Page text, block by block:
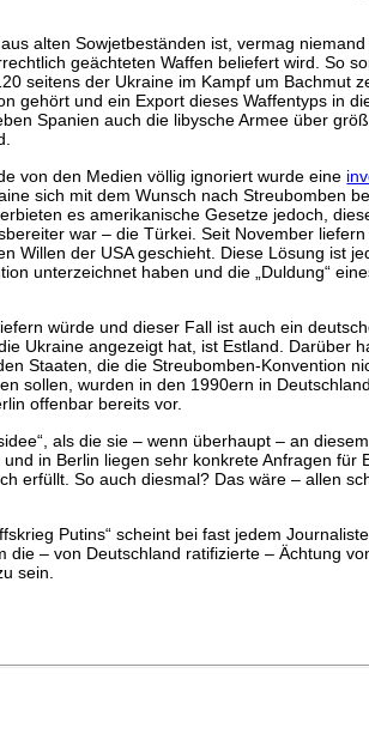
alten Sowjetbeständen ist, vermag
geächteten Waffen beliefert wird. So
seitens der Ukraine im Kampf um Bachmut
gehört und ein Export dieses Waffentyps in
Spanien auch die libysche Armee über
von den Medien völlig ignoriert wurde eine
sich mit dem Wunsch nach Streubomben
es amerikanische Gesetze jedoch,
war – die Türkei. Seit November
Willen der USA geschieht. Diese Lösung ist
unterzeichnet haben und die „Duldung“
würde und dieser Fall ist auch ein
Ukraine angezeigt hat, ist Estland. Darüber
Staaten, die die Streubomben-Konvention
sollen, wurden in den 1990ern in
offenbar bereits vor.
als die sie – wenn überhaupt – an
in Berlin liegen sehr konkrete Anfragen für
erfüllt. So auch diesmal? Das wäre – allen
Putins“ scheint bei fast jedem
– von Deutschland ratifizierte – Ächtung
sein.